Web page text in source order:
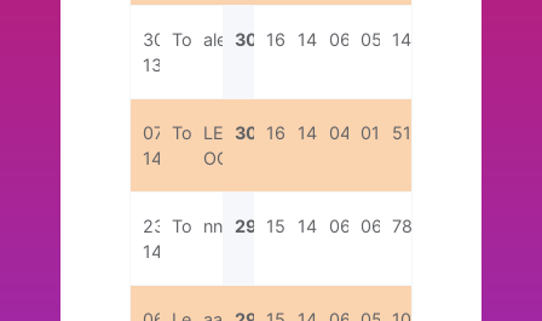
30/04/2026
13:30
TotalEnergies
alex 30 16 14 06:1305:25
142
07/07/2026
14:17
TotalEnergies
LES
OC
30 16 14 04:2601:02
512
23/07/2026
14:22
TotalEnergies
nn 29 15 14 06:2906:13
78